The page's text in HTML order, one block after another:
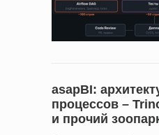
asapBI:
процессов –
и прочий